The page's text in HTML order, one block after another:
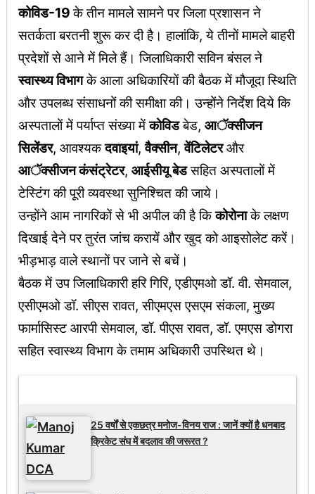
कोविड-19के तीन मामले सामने पर जिला प्रशासन ने
सतर्कता बरतनी शुरू कर दी है। हालांकि, ये तीनों मामले बाहरी
प्रदेशों से आने में मिले हैं। जिलाधिकारी सविन बंसल ने
स्वास्थ्य विभागके आला अधिकारियों की बैठक में मौजूदा स्थिति
और उपलब्ध संसाधनों की समीक्षा की। उन्होंने निर्देश दिये कि
अस्पतालों में पर्याप्त संख्या मेंकोविडबेड, आॅक्सीजन
सिलेंडर, आवश्यकदवाइयां,वैक्सीन,वेंटिलेटरऔर
आॅक्सीजन कंसंट्रेटर, आईसीयू बेडसहित अस्पतालों में
टेस्टिंग की पूरी व्यवस्था सुनिश्चित की जाये।
उन्होंने आम नागरिकों से भी अपील की है किकोरोनाके लक्षण
दिखाई देने पर तुरंत जांच करायें और खुद को आइसोलेट करें।
भीड़भाड़ वाले स्थानों पर जाने से बचें।
बैठक में उप जिलाधिकारी हरि गिरि, एडीएमओ डॉ. वी. सेमवाल,
एसीएमओ डॉ. सीएस रावत, सीएमएस एसएम संकला, मुख्य
फार्मासिस्ट आरपी सेमवाल, डॉ. पीएस रावत, डॉ. एमएस डोगरा
सहित स्वास्थ्य विभाग के तमाम अधिकारी उपस्थित थे।
25 वर्षों से एकछत्र मनोज-विनय राज : जानें क्यों है धनबाद
क्रिकेट संघ में बदलाव की जरूरत ?